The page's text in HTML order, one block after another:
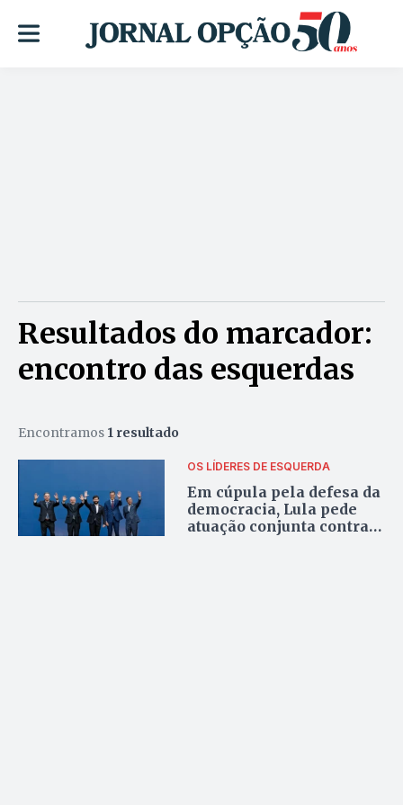
Resultados do marcador:
encontro das esquerdas
Encontramos 1 resultado
OS LÍDERES DE ESQUERDA
Em cúpula pela defesa da
democracia, Lula pede
atuação conjunta contra o